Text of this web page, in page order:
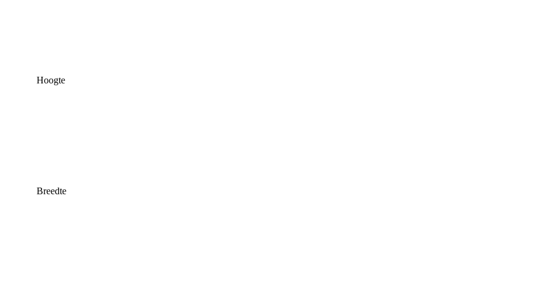
Hoogte
Breedte